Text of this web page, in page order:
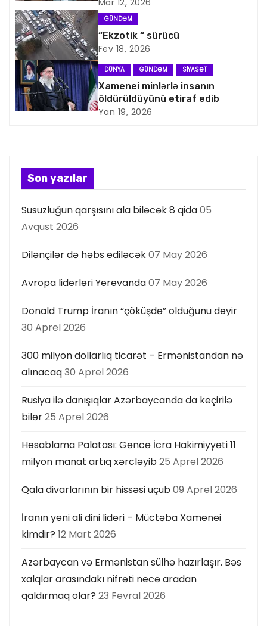
q
a
s
i
y
s
ı
GÜNDƏM
“Ekzotik “ sürücü
Fev 18, 2026
DÜNYA GÜNDƏM SIYASƏT
Xamenei minlərlə insanın
öldürüldüyünü etiraf edib
Yan 19, 2026
Son yazılar
Susuzluğun qarşısını ala biləcək 8 qida05
Avqust 2026
Dilənçilər də həbs ediləcək07 May 2026
Avropa liderləri Yerevanda07 May 2026
Donald Trump İranın “çöküşdə” olduğunu deyir
30 Aprel 2026
300 milyon dollarlıq ticarət – Ermənistandan nə
alınacaq30 Aprel 2026
Rusiya ilə danışıqlar Azərbaycanda da keçirilə
bilər25 Aprel 2026
Hesablama Palatası: Gəncə İcra Hakimiyyəti 11
milyon manat artıq xərcləyib25 Aprel 2026
Qala divarlarının bir hissəsi uçub09 Aprel 2026
İranın yeni ali dini lideri – Müctəba Xamenei
kimdir? 12 Mart 2026
Azərbaycan və Ermənistan sülhə hazırlaşır. Bəs
xalqlar arasındakı nifrəti necə aradan
qaldırmaq olar? 23 Fevral 2026